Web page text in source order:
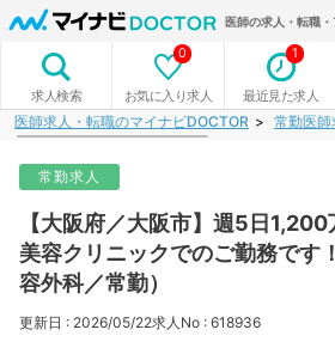
医師の求人・転職
求人検索 お気に入り求人
0
最近見た求人
1
医師求人・転職のマイナビDOCTOR 常勤医師
常勤求人
【大阪府／大阪市】週5日
美容クリニックでのご勤務です
容外科／常勤）
更新日 : 2026/05/22求人No : 618936